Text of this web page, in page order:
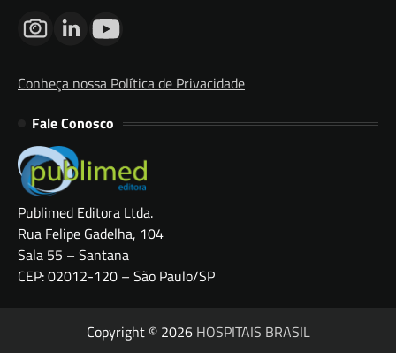
Conheça nossa Política de Privacidade
Fale Conosco
Publimed Editora Ltda.
Rua Felipe Gadelha, 104
Sala 55 – Santana
CEP: 02012-120 – São Paulo/SP
Copyright © 2026 HOSPITAIS BRASIL